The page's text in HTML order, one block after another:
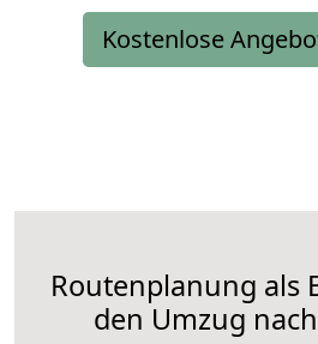
Kostenlose
Routenplanung als
den Umzug